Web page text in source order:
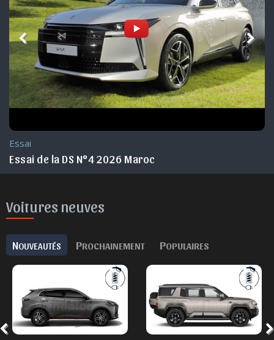
Essai
Essai de la DS N°4 2026 Maroc
Voitures neuves
NOUVEAUTÉS PROCHAINEMENT POPULAIRES